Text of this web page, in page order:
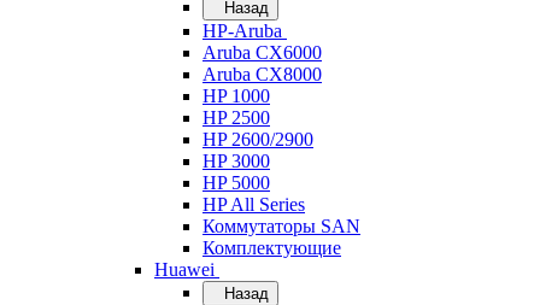
Назад
HP-Aruba
Aruba CX6000
Aruba CX8000
HP 1000
HP 2500
HP 2600/2900
HP 3000
HP 5000
HP All Series
Коммутаторы SAN
Комплектующие
Huawei
Назад